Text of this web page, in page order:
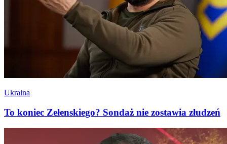
Ukraina
To koniec Zełenskiego? Sondaż nie zostawia złudzeń